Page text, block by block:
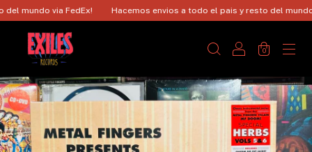
mundo via FedEx! Hacemos envios a todo el pais y resto del mundo
0